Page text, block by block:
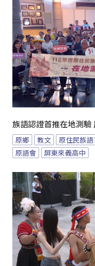
族語認證首推在地測驗
原鄉 教文 原住民族
原語會
屏東來義高中